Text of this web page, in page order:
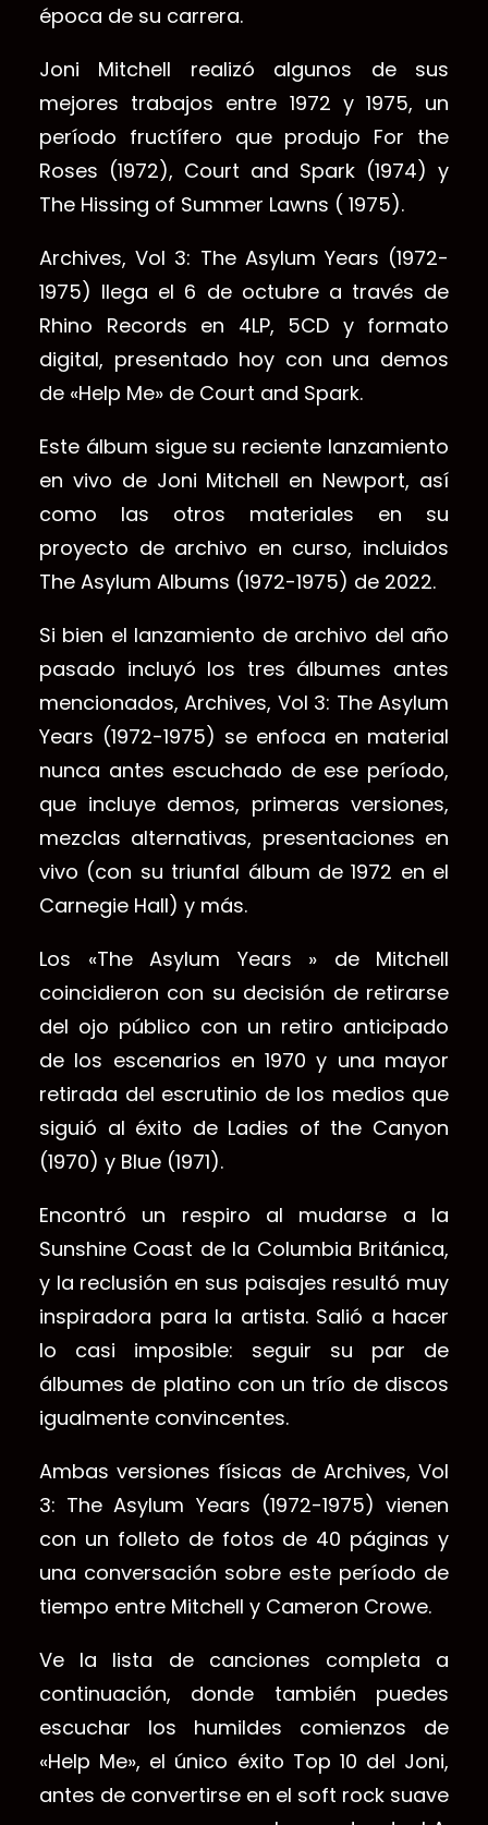
época de su carrera.
Joni Mitchell realizó algunos de sus
mejores trabajos entre 1972 y 1975, un
período fructífero que produjo For the
Roses (1972), Court and Spark (1974) y
The Hissing of Summer Lawns ( 1975).
Archives, Vol 3: The Asylum Years (1972-
1975) llega el 6 de octubre a través de
Rhino Records en 4LP, 5CD y formato
digital, presentado hoy con una demos
de «Help Me» de Court and Spark.
Este álbum sigue su reciente lanzamiento
en vivo de Joni Mitchell en Newport, así
como las otros materiales en su
proyecto de archivo en curso, incluidos
The Asylum Albums (1972-1975) de 2022.
Si bien el lanzamiento de archivo del año
pasado incluyó los tres álbumes antes
mencionados, Archives, Vol 3: The Asylum
Years (1972-1975) se enfoca en material
nunca antes escuchado de ese período,
que incluye demos, primeras versiones,
mezclas alternativas, presentaciones en
vivo (con su triunfal álbum de 1972 en el
Carnegie Hall) y más.
Los «The Asylum Years » de Mitchell
coincidieron con su decisión de retirarse
del ojo público con un retiro anticipado
de los escenarios en 1970 y una mayor
retirada del escrutinio de los medios que
siguió al éxito de Ladies of the Canyon
(1970) y Blue (1971).
Encontró un respiro al mudarse a la
Sunshine Coast de la Columbia Británica,
y la reclusión en sus paisajes resultó muy
inspiradora para la artista. Salió a hacer
lo casi imposible: seguir su par de
álbumes de platino con un trío de discos
igualmente convincentes.
Ambas versiones físicas de Archives, Vol
3: The Asylum Years (1972-1975) vienen
con un folleto de fotos de 40 páginas y
una conversación sobre este período de
tiempo entre Mitchell y Cameron Crowe.
Ve la lista de canciones completa a
continuación, donde también puedes
escuchar los humildes comienzos de
«Help Me», el único éxito Top 10 del Joni,
antes de convertirse en el soft rock suave